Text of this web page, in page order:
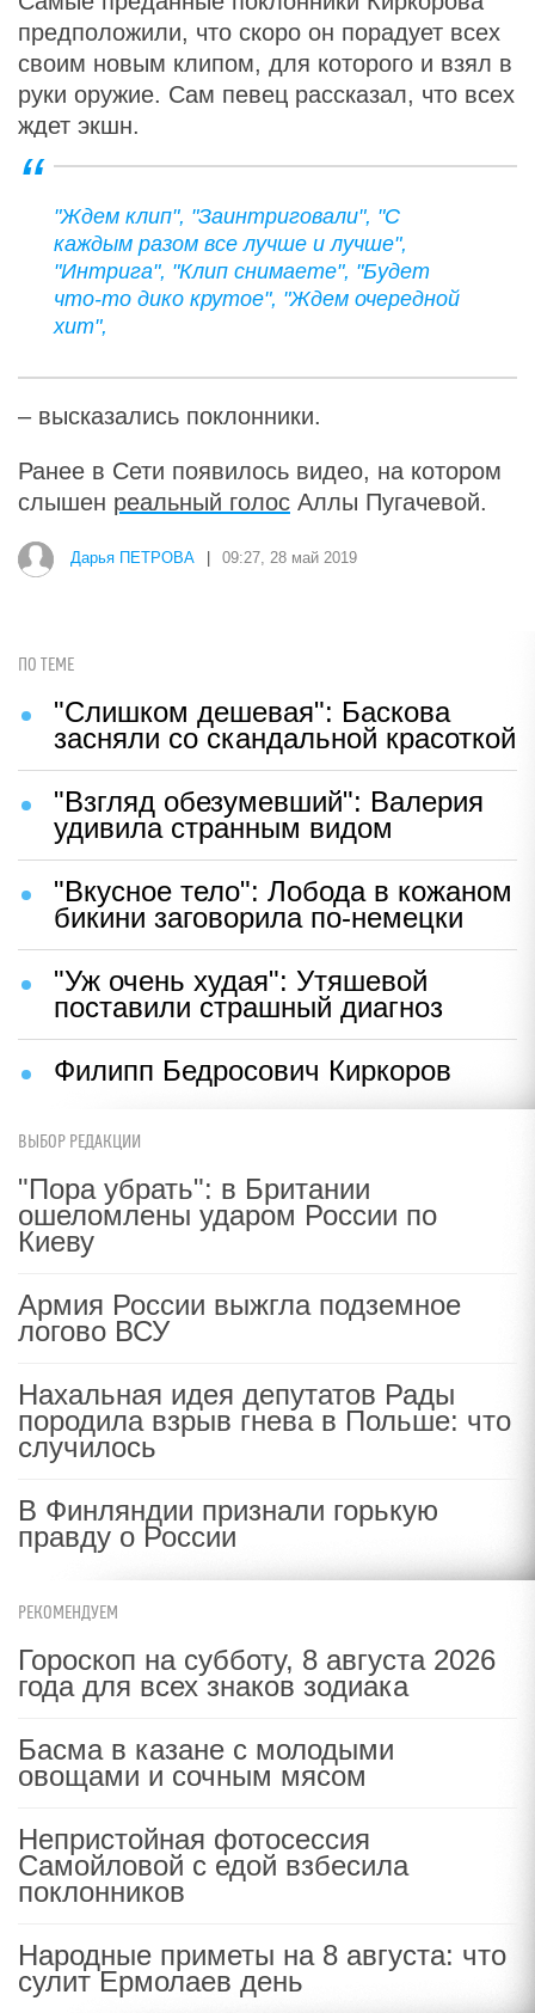
предположили, что скоро он порадует всех
своим новым клипом, для которого и взял в
руки оружие. Сам певец рассказал, что всех
ждет экшн.
"Ждем клип", "Заинтриговали", "С
каждым разом все лучше и лучше",
"Интрига", "Клип снимаете", "Будет
что-то дико крутое", "Ждем очередной
хит",
– высказались поклонники.
Ранее в Сети появилось видео, на котором
слышен реальный голос Аллы Пугачевой.
Дарья ПЕТРОВА 09:27, 28 май 2019
ПО ТЕМЕ
"Слишком дешевая": Баскова
засняли со скандальной красоткой
"Взгляд обезумевший": Валерия
удивила странным видом
"Вкусное тело": Лобода в кожаном
бикини заговорила по-немецки
"Уж очень худая": Утяшевой
поставили страшный диагноз
Филипп Бедросович Киркоров
ВЫБОР РЕДАКЦИИ
"Пора убрать": в Британии
ошеломлены ударом России по
Киеву
Армия России выжгла подземное
логово ВСУ
Нахальная идея депутатов Рады
породила взрыв гнева в Польше: что
случилось
В Финляндии признали горькую
правду о России
РЕКОМЕНДУЕМ
Гороскоп на субботу, 8 августа 2026
года для всех знаков зодиака
Басма в казане с молодыми
овощами и сочным мясом
Непристойная фотосессия
Самойловой с едой взбесила
поклонников
Народные приметы на 8 августа: что
сулит Ермолаев день